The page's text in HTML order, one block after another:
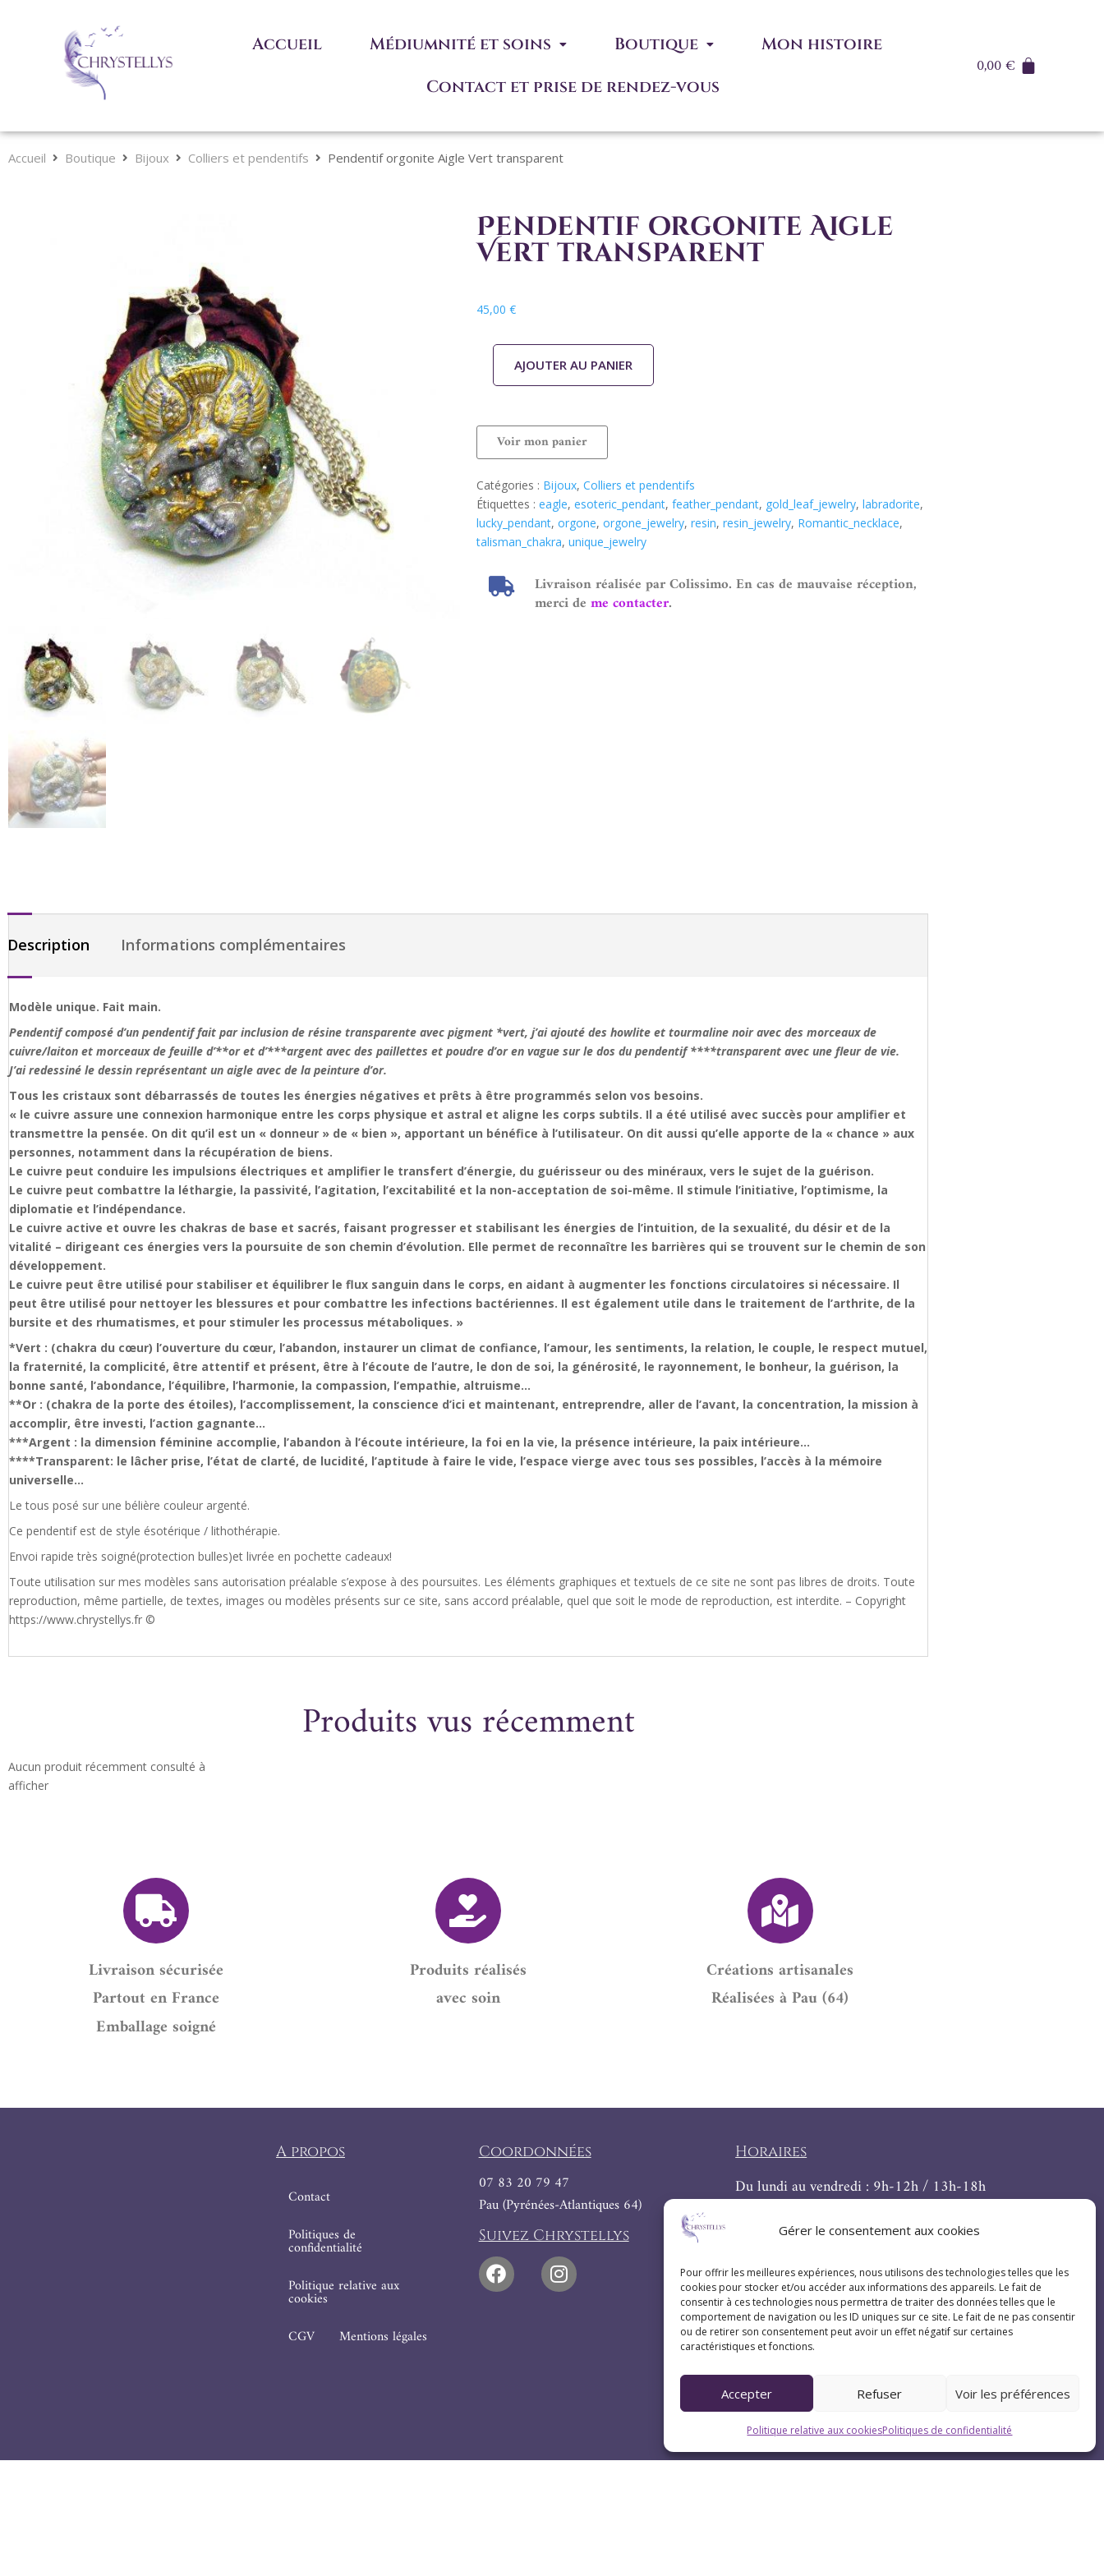
Gérer le consentement aux cookies
Pour offrir les meilleures expériences, nous utilisons des technologies telles que les
cookies pour stocker et/ou accéder aux informations des appareils. Le fait de
consentir à ces technologies nous permettra de traiter des données telles que le
comportement de navigation ou les ID uniques sur ce site. Le fait de ne pas consentir
ou de retirer son consentement peut avoir un effet négatif sur certaines
caractéristiques et fonctions.
Accepter Refuser Voir les préférences
Politique relative aux cookiesPolitiques de confidentialité
Accueil Médiumnité et soins Boutique
Mon histoire
Contact et prise de rendez-vous
0,00€
Accueil Boutique Bijoux Colliers et pendentifs Pendentif orgonite Aigle Vert transparent
Pendentif orgonite Aigle
Vert transparent
45,00 €
AJOUTER AU PANIER
Voir mon panier
Catégories : Bijoux, Colliers et pendentifs
Étiquettes : eagle, esoteric_pendant, feather_pendant, gold_leaf_jewelry, labradorite,
lucky_pendant, orgone, orgone_jewelry, resin, resin_jewelry, Romantic_necklace,
talisman_chakra, unique_jewelry
Livraison réalisée par Colissimo. En cas de mauvaise réception,
merci de me contacter.
Description Informations complémentaires
Modèle unique. Fait main.
Pendentif composé d’un pendentif fait par inclusion de résine transparente avec pigment *vert, j’ai ajouté des howlite et tourmaline noir avec des morceaux de
cuivre/laiton et morceaux de feuille d’**or et d’***argent avec des paillettes et poudre d’or en vague sur le dos du pendentif ****transparent avec une fleur de vie.
J’ai redessiné le dessin représentant un aigle avec de la peinture d’or.
Tous les cristaux sont débarrassés de toutes les énergies négatives et prêts à être programmés selon vos besoins.
« le cuivre assure une connexion harmonique entre les corps physique et astral et aligne les corps subtils. Il a été utilisé avec succès pour amplifier et
transmettre la pensée. On dit qu’il est un « donneur » de « bien », apportant un bénéfice à l’utilisateur. On dit aussi qu’elle apporte de la « chance » aux
personnes, notamment dans la récupération de biens.
Le cuivre peut conduire les impulsions électriques et amplifier le transfert d’énergie, du guérisseur ou des minéraux, vers le sujet de la guérison.
Le cuivre peut combattre la léthargie, la passivité, l’agitation, l’excitabilité et la non-acceptation de soi-même. Il stimule l’initiative, l’optimisme, la
diplomatie et l’indépendance.
Le cuivre active et ouvre les chakras de base et sacrés, faisant progresser et stabilisant les énergies de l’intuition, de la sexualité, du désir et de la
vitalité – dirigeant ces énergies vers la poursuite de son chemin d’évolution. Elle permet de reconnaître les barrières qui se trouvent sur le chemin de son
développement.
Le cuivre peut être utilisé pour stabiliser et équilibrer le flux sanguin dans le corps, en aidant à augmenter les fonctions circulatoires si nécessaire. Il
peut être utilisé pour nettoyer les blessures et pour combattre les infections bactériennes. Il est également utile dans le traitement de l’arthrite, de la
bursite et des rhumatismes, et pour stimuler les processus métaboliques. »
*Vert : (chakra du cœur) l’ouverture du cœur, l’abandon, instaurer un climat de confiance, l’amour, les sentiments, la relation, le couple, le respect mutuel,
la fraternité, la complicité, être attentif et présent, être à l’écoute de l’autre, le don de soi, la générosité, le rayonnement, le bonheur, la guérison, la
bonne santé, l’abondance, l’équilibre, l’harmonie, la compassion, l’empathie, altruisme…
**Or : (chakra de la porte des étoiles), l’accomplissement, la conscience d’ici et maintenant, entreprendre, aller de l’avant, la concentration, la mission à
accomplir, être investi, l’action gagnante…
***Argent : la dimension féminine accomplie, l’abandon à l’écoute intérieure, la foi en la vie, la présence intérieure, la paix intérieure…
****Transparent: le lâcher prise, l’état de clarté, de lucidité, l’aptitude à faire le vide, l’espace vierge avec tous ses possibles, l’accès à la mémoire
universelle…
Le tous posé sur une bélière couleur argenté.
Ce pendentif est de style ésotérique / lithothérapie.
Envoi rapide très soigné(protection bulles)et livrée en pochette cadeaux!
Toute utilisation sur mes modèles sans autorisation préalable s’expose à des poursuites. Les éléments graphiques et textuels de ce site ne sont pas libres de droits. Toute
reproduction, même partielle, de textes, images ou modèles présents sur ce site, sans accord préalable, quel que soit le mode de reproduction, est interdite. – Copyright
https://www.chrystellys.fr ©
Produits vus récemment
Aucun produit récemment consulté à
afficher
Livraison sécurisée
Partout en France
Emballage soigné
Produits réalisés
avec soin
Créations artisanales
Réalisées à Pau (64)
A propos
Contact
Politiques de
confidentialité
Politique relative aux
cookies
CGV
Mentions légales
Coordonnées
07 83 20 79 47
Pau (Pyrénées-Atlantiques 64)
Suivez Chrystellys
Horaires
Du lundi au vendredi : 9h-12h / 13h-18h
Le samedi : 9h-12h